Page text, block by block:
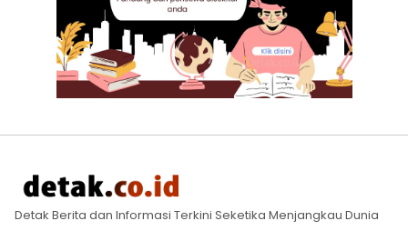
Detak Berita dan Informasi Terkini Seketika Menjangkau Dunia